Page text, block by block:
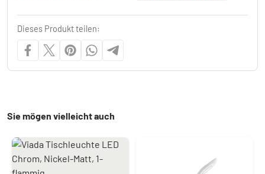
Dieses Produkt teilen:
Sie mögen vielleicht auch